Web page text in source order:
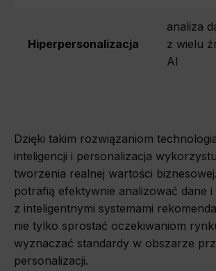
Hiperpersonalizacja
analiza
z wielu
AI
Dzięki takim rozwiązaniom
inteligencji i personalizacja
tworzenia realnej wartości
potrafią efektywnie analizować dane i
z inteligentnymi systemami
nie tylko sprostać oczekiwaniom
wyznaczać standardy w obszarze
personalizacji.